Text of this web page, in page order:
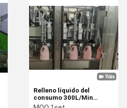
Relleno líquido del
consumo 300L/Min
Electric Liquid Filling